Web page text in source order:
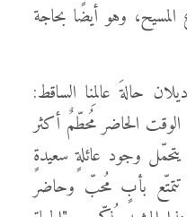
المسيح، وهو أيضًا بحاجة
حالةَ عالمِنا الساقط:
الحاضر مُحطّمٌ أكثر
وجود عائلةٍ سعيدةٍ
تتمتّع بأبٍ مُحبّ وحاضر